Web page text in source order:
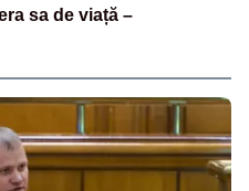
sa de viață –